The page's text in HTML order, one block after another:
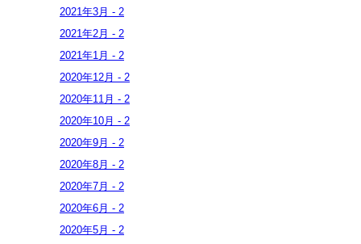
2021年3月 - 2
2021年2月 - 2
2021年1月 - 2
2020年12月 - 2
2020年11月 - 2
2020年10月 - 2
2020年9月 - 2
2020年8月 - 2
2020年7月 - 2
2020年6月 - 2
2020年5月 - 2